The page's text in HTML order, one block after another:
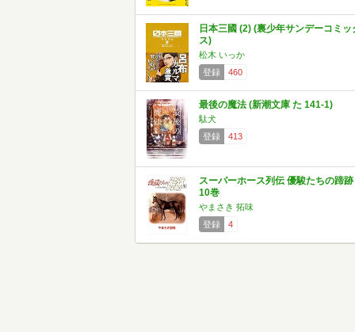
日本三國 (2) (裏少年サンデーコミッ
ス)
松木 いっか
登録
460
最後の魔法 (新潮文庫 た 141-1)
駄犬
登録
413
スーパーホース列伝 優駿たちの蹄跡
10巻
やまさき 拓味
登録
4